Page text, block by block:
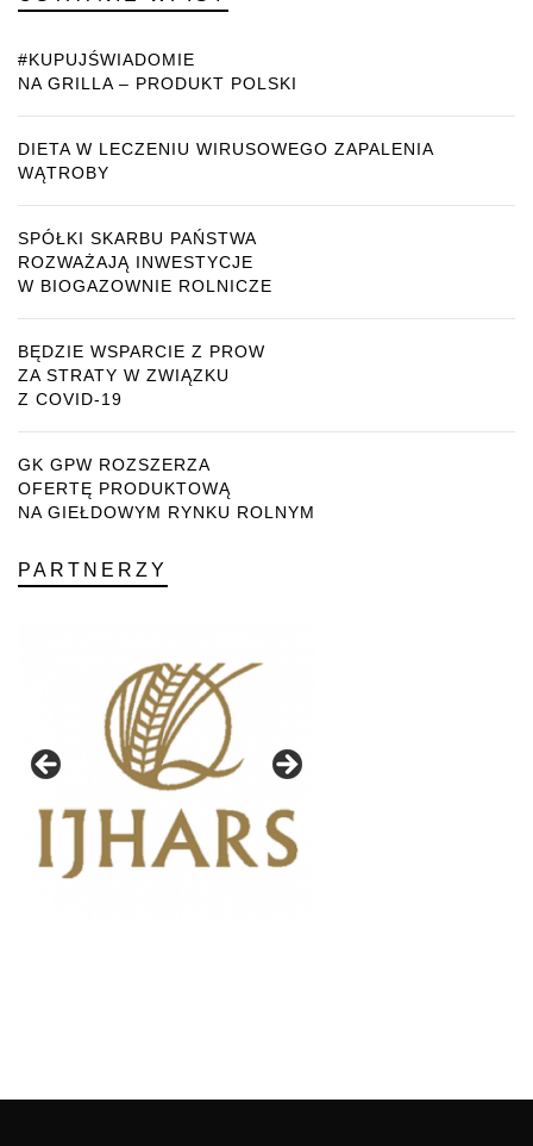
#KUPUJŚWIADOMIE
NA GRILLA – PRODUKT POLSKI
DIETA W LECZENIU WIRUSOWEGO ZAPALENIA
WĄTROBY
SPÓŁKI SKARBU PAŃSTWA
ROZWAŻAJĄ INWESTYCJE
W BIOGAZOWNIE ROLNICZE
BĘDZIE WSPARCIE Z PROW
ZA STRATY W ZWIĄZKU
Z COVID-19
GK GPW ROZSZERZA
OFERTĘ PRODUKTOWĄ
NA GIEŁDOWYM RYNKU ROLNYM
PARTNERZY